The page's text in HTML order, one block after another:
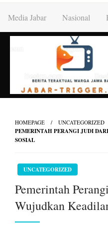
content
Media Jabar Nasional
HOMEPAGE UNCATEGORIZED
PEMERINTAH PERANGI JUDI
SOSIAL
UNCATEGORIZED
Pemerintah
Wujudkan